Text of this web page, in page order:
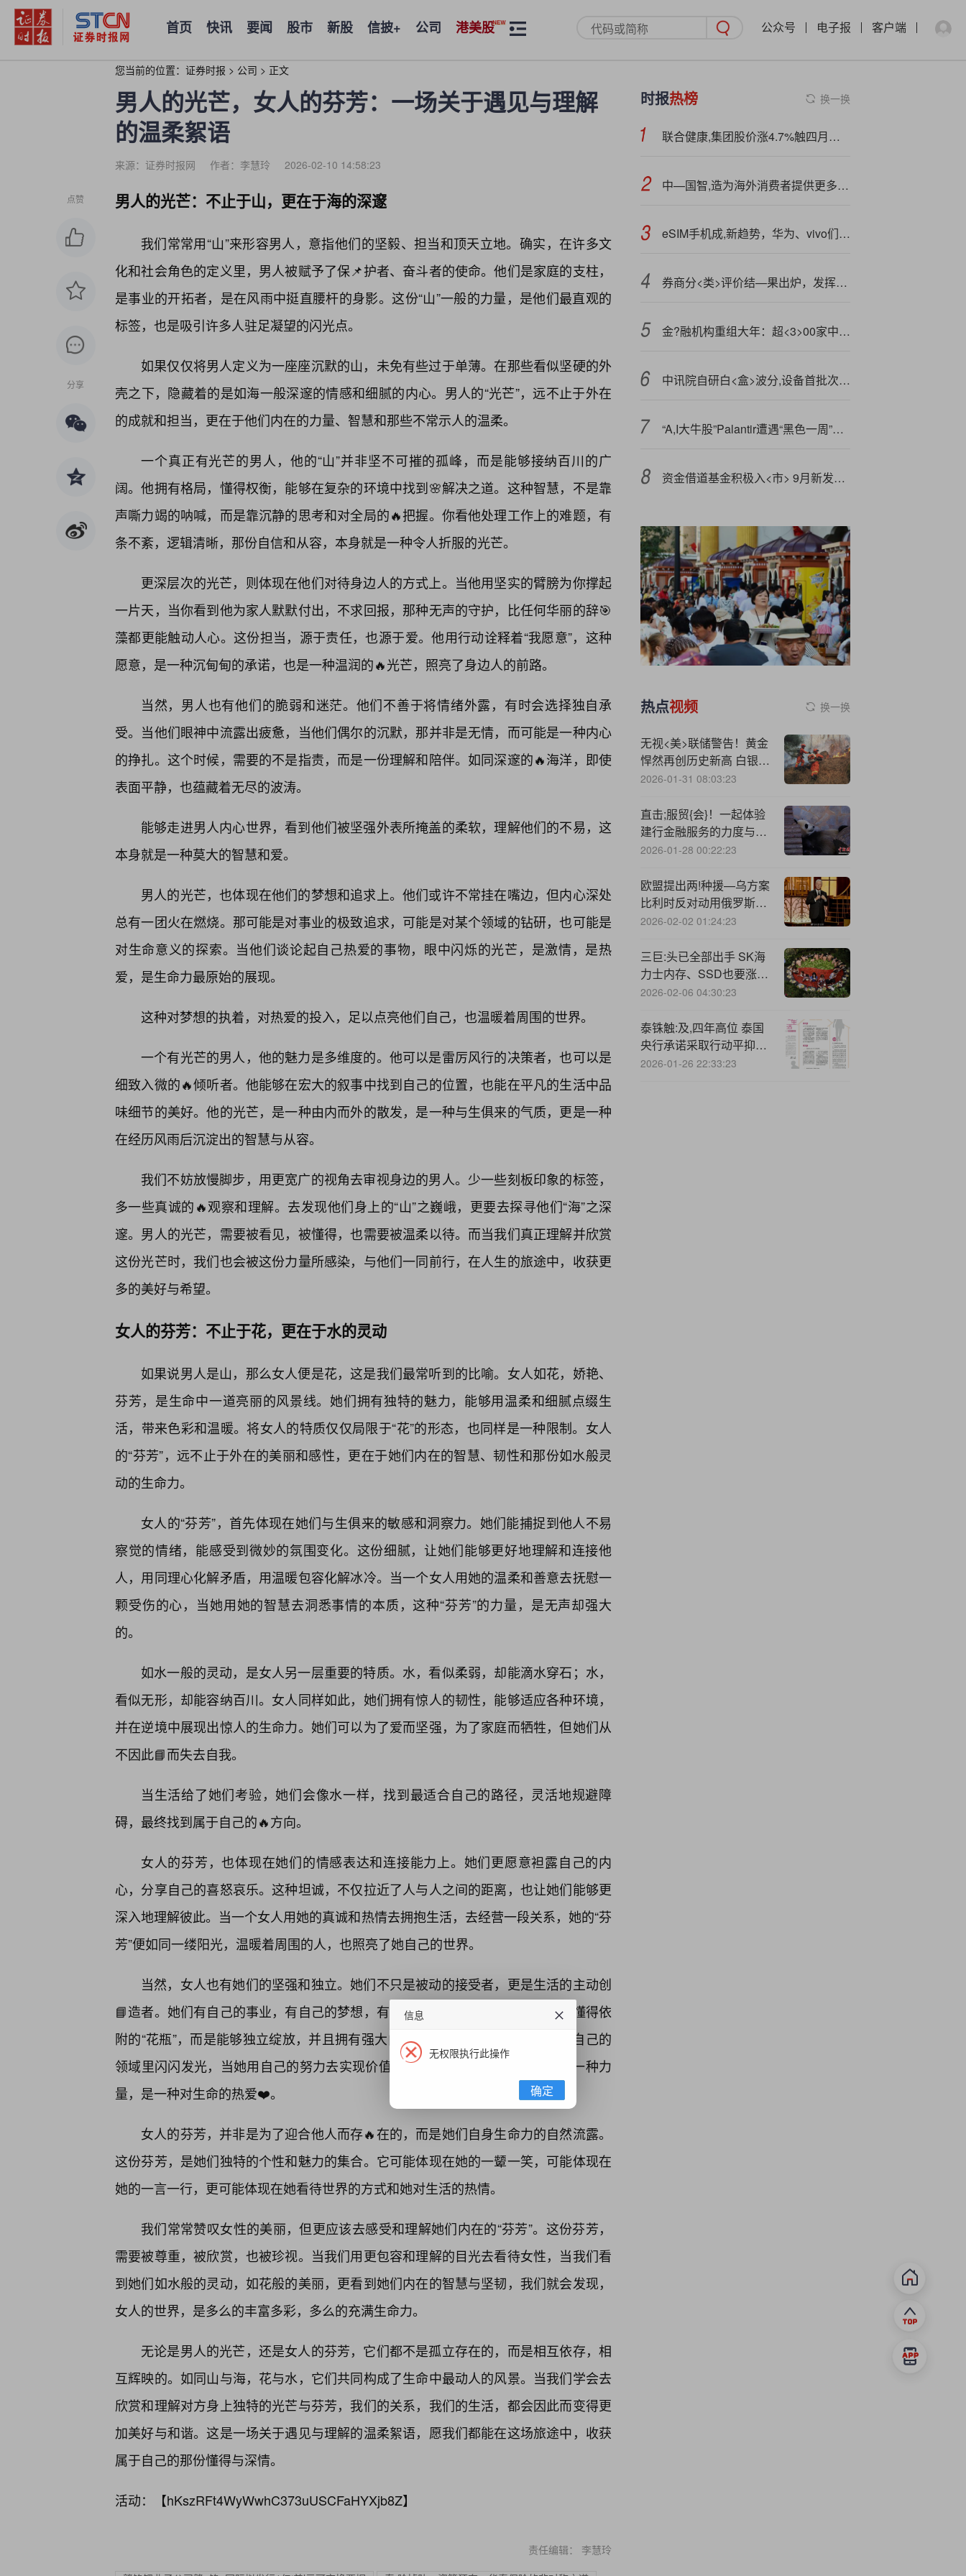
首页 快讯 要闻 股市 新股 信披+ 公司 港美股 公众号 电子报 客户端
您当前的位置： 证券时报 > 公司 > 正文
男人的光芒，女人的芬芳：一场关于遇见与理解
的温柔絮语
来源：证券时报网 作者：李慧玲 2026-02-10 14:58:23
点赞
分享
男人的光芒：不止于山，更在于海的深邃
我们常常用“山”来形容男人，意指他们的坚毅、担当和顶天立地。确实，在许多文
化和社会角色的定义里，男人被赋予了保📌护者、奋斗者的使命。他们是家庭的支柱，
是事业的开拓者，是在风雨中挺直腰杆的身影。这份“山”一般的力量，是他们最直观的
标签，也是吸引许多人驻足凝望的闪光点。
如果仅仅将男人定义为一座座沉默的山，未免有些过于单薄。在那些看似坚硬的外
壳之下，隐藏着的是如海一般深邃的情感和细腻的内心。男人的“光芒”，远不止于外在
的成就和担当，更在于他们内在的力量、智慧和那些不常示人的温柔。
一个真正有光芒的男人，他的“山”并非坚不可摧的孤峰，而是能够接纳百川的广
阔。他拥有格局，懂得权衡，能够在复杂的环境中找到🌸解决之道。这种智慧，不是靠
声嘶力竭的呐喊，而是靠沉静的思考和对全局的🔥把握。你看他处理工作上的难题，有
条不紊，逻辑清晰，那份自信和从容，本身就是一种令人折服的光芒。
更深层次的光芒，则体现在他们对待身边人的方式上。当他用坚实的臂膀为你撑起
一片天，当你看到他为家人默默付出，不求回报，那种无声的守护，比任何华丽的辞🎯
藻都更能触动人心。这份担当，源于责任，也源于爱。他用行动诠释着“我愿意”，这种
愿意，是一种沉甸甸的承诺，也是一种温润的🔥光芒，照亮了身边人的前路。
当然，男人也有他们的脆弱和迷茫。他们不善于将情绪外露，有时会选择独自承
受。当他们眼神中流露出疲惫，当他们偶尔的沉默，那并非是无情，而可能是一种内心
的挣扎。这个时候，需要的不是指责，而是一份理解和陪伴。如同深邃的🔥海洋，即使
表面平静，也蕴藏着无尽的波涛。
能够走进男人内心世界，看到他们被坚强外表所掩盖的柔软，理解他们的不易，这
本身就是一种莫大的智慧和爱。
男人的光芒，也体现在他们的梦想和追求上。他们或许不常挂在嘴边，但内心深处
总有一团火在燃烧。那可能是对事业的极致追求，可能是对某个领域的钻研，也可能是
对生命意义的探索。当他们谈论起自己热爱的事物，眼中闪烁的光芒，是激情，是热
爱，是生命力最原始的展现。
这种对梦想的执着，对热爱的投入，足以点亮他们自己，也温暖着周围的世界。
一个有光芒的男人，他的魅力是多维度的。他可以是雷厉风行的决策者，也可以是
细致入微的🔥倾听者。他能够在宏大的叙事中找到自己的位置，也能在平凡的生活中品
味细节的美好。他的光芒，是一种由内而外的散发，是一种与生俱来的气质，更是一种
在经历风雨后沉淀出的智慧与从容。
我们不妨放慢脚步，用更宽广的视角去审视身边的男人。少一些刻板印象的标签，
多一些真诚的🔥观察和理解。去发现他们身上的“山”之巍峨，更要去探寻他们“海”之深
邃。男人的光芒，需要被看见，被懂得，也需要被温柔以待。而当我们真正理解并欣赏
这份光芒时，我们也会被这份力量所感染，与他们一同前行，在人生的旅途中，收获更
多的美好与希望。
女人的芬芳：不止于花，更在于水的灵动
如果说男人是山，那么女人便是花，这是我们最常听到的比喻。女人如花，娇艳、
芬芳，是生命中一道亮丽的风景线。她们拥有独特的魅力，能够用温柔和细腻点缀生
活，带来色彩和温暖。将女人的特质仅仅局限于“花”的形态，也同样是一种限制。女人
的“芬芳”，远不止于外在的美丽和感性，更在于她们内在的智慧、韧性和那份如水般灵
动的生命力。
女人的“芬芳”，首先体现在她们与生俱来的敏感和洞察力。她们能捕捉到他人不易
察觉的情绪，能感受到微妙的氛围变化。这份细腻，让她们能够更好地理解和连接他
人，用同理心化解矛盾，用温暖包容化解冰冷。当一个女人用她的温柔和善意去抚慰一
颗受伤的心，当她用她的智慧去洞悉事情的本质，这种“芬芳”的力量，是无声却强大
的。
如水一般的灵动，是女人另一层重要的特质。水，看似柔弱，却能滴水穿石；水，
看似无形，却能容纳百川。女人同样如此，她们拥有惊人的韧性，能够适应各种环境，
并在逆境中展现出惊人的生命力。她们可以为了爱而坚强，为了家庭而牺牲，但她们从
不因此📘而失去自我。
当生活给了她们考验，她们会像水一样，找到最适合自己的路径，灵活地规避障
碍，最终找到属于自己的🔥方向。
女人的芬芳，也体现在她们的情感表达和连接能力上。她们更愿意袒露自己的内
心，分享自己的喜怒哀乐。这种坦诚，不仅拉近了人与人之间的距离，也让她们能够更
深入地理解彼此。当一个女人用她的真诚和热情去拥抱生活，去经营一段关系，她的“芬
芳”便如同一缕阳光，温暖着周围的人，也照亮了她自己的世界。
当然，女人也有她们的坚强和独立。她们不只是被动的接受者，更是生活的主动创
📘造者。她们有自己的事业，有自己的梦想，有自己的追求。她们不再是那个只懂得依
附的“花瓶”，而是能够独立绽放，并且拥有强大内在力量的个体。当一个女人在自己的
领域里闪闪发光，当她用自己的努力去实现价值，这份“芬芳”，是一种自信，是一种力
量，是一种对生命的热爱❤️。
女人的芬芳，并非是为了迎合他人而存🔥在的，而是她们自身生命力的自然流露。
这份芬芳，是她们独特的个性和魅力的集合。它可能体现在她的一颦一笑，可能体现在
她的一言一行，更可能体现在她看待世界的方式和她对生活的热情。
我们常常赞叹女性的美丽，但更应该去感受和理解她们内在的“芬芳”。这份芬芳，
需要被尊重，被欣赏，也被珍视。当我们用更包容和理解的目光去看待女性，当我们看
到她们如水般的灵动，如花般的美丽，更看到她们内在的智慧与坚韧，我们就会发现，
女人的世界，是多么的丰富多彩，多么的充满生命力。
无论是男人的光芒，还是女人的芬芳，它们都不是孤立存在的，而是相互依存，相
互辉映的。如同山与海，花与水，它们共同构成了生命中最动人的风景。当我们学会去
欣赏和理解对方身上独特的光芒与芬芳，我们的关系，我们的生活，都会因此而变得更
加美好与和谐。这是一场关于遇见与理解的温柔絮语，愿我们都能在这场旅途中，收获
属于自己的那份懂得与深情。
活动：【hKszRFt4WyWwhC373uUSCFaHYXjb8Z】
责任编辑： 李慧玲
时报热榜 换一换
联合健康,集团股价涨4.7%触四月高位
中—国智,造为海外消费者提供更多新选择
eSIM手机成,新趋势，华为、vivo们的路径分野
券商分<类>评价结—果出炉，发挥“指挥棒”作用，引导高质量发展
金?融机构重组大年：超<3>00家中小银行被整合
中讯院自研白<盒>波分,设备首批次下线，开启商用新篇章
“A,I大牛股”Palantir遭遇“黑色一周”！空头绝处逢生狂揽数十亿美元
资金借道基金积极入<市> 9月新发权益类基金规模近660亿元
热点视频 换一换
无视<美>联储警告！黄金
悍然再创历史新高 白银跟
涨期权交易爆表
2026-01-31 08:03:23
直击;服贸{会}！一起体验
建行金融服务的力度与温
度
2026-01-28 00:22:23
欧盟提出两!种援—乌方案
比利时反对动用俄罗斯资
产的计划
2026-02-02 01:24:23
三巨:头已全部出手 SK海
力士内存、SSD也要涨价
了
2026-02-06 04:30:23
泰铢触:及,四年高位 泰国
央行承诺采取行动平抑汇
率波动
2026-01-26 22:33:23
信息
无权限执行此操作
确定